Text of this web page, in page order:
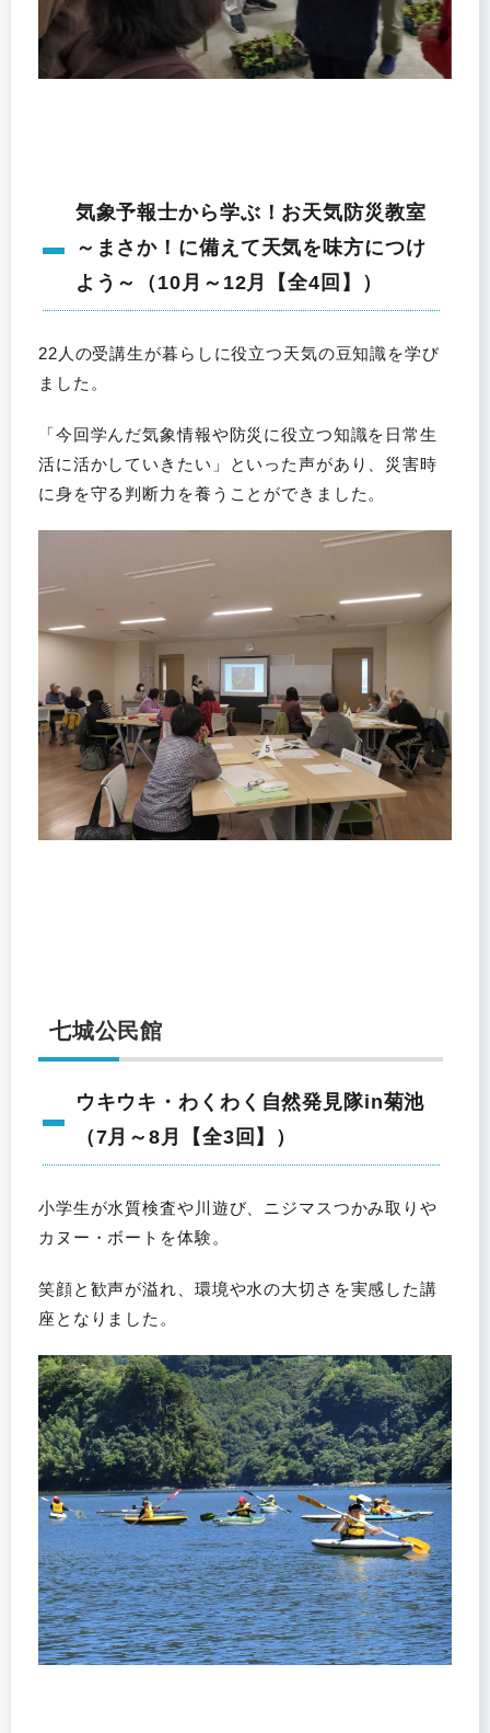
気象予報士から学ぶ！お天気防災教室
～まさか！に備えて天気を味方につけ
よう～（10月～12月【全4回】）
22人の受講生が暮らしに役立つ天気の豆知識を学び
ました。
「今回学んだ気象情報や防災に役立つ知識を日常生
活に活かしていきたい」といった声があり、災害時
に身を守る判断力を養うことができました。
七城公民館
ウキウキ・わくわく自然発見隊in菊池
（7月～8月【全3回】）
小学生が水質検査や川遊び、ニジマスつかみ取りや
カヌー・ボートを体験。
笑顔と歓声が溢れ、環境や水の大切さを実感した講
座となりました。